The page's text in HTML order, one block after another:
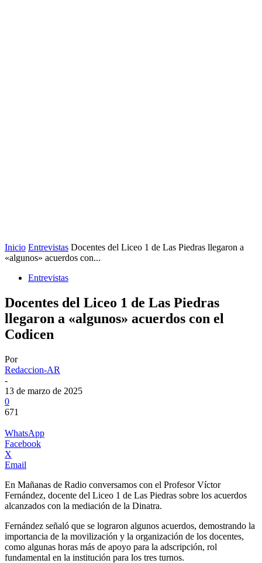
Inicio Entrevistas Docentes del Liceo 1 de Las Piedras llegaron a
«algunos» acuerdos con...
Entrevistas
Docentes del Liceo 1 de Las Piedras
llegaron a «algunos» acuerdos con el
Codicen
Por
Redaccion-AR
-
13 de marzo de 2025
0
671
WhatsApp
Facebook
X
Email
En Mañanas de Radio conversamos con el Profesor Víctor
Fernández, docente del Liceo 1 de Las Piedras sobre los acuerdos
alcanzados con la mediación de la Dinatra.
Fernández señaló que se lograron algunos acuerdos, demostrando la
importancia de la movilización y la organización de los docentes,
como algunas horas más de apoyo para la adscripción, rol
fundamental en la institución para los tres turnos.